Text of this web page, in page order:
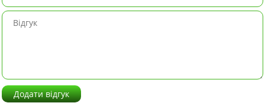
Додати відгук